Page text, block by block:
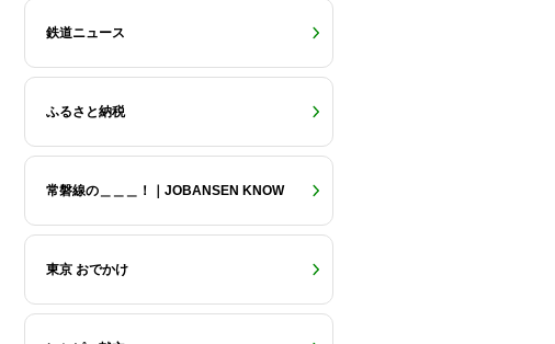
鉄道ニュース
ふるさと納税
常磐線の＿＿＿！｜JOBANSEN KNOW
東京 おでかけ